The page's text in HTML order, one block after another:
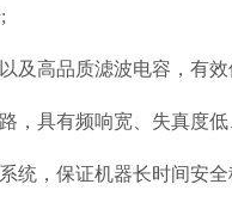
高品质滤波电容，有效
具有频响宽、失真度低
，保证机器长时间安全